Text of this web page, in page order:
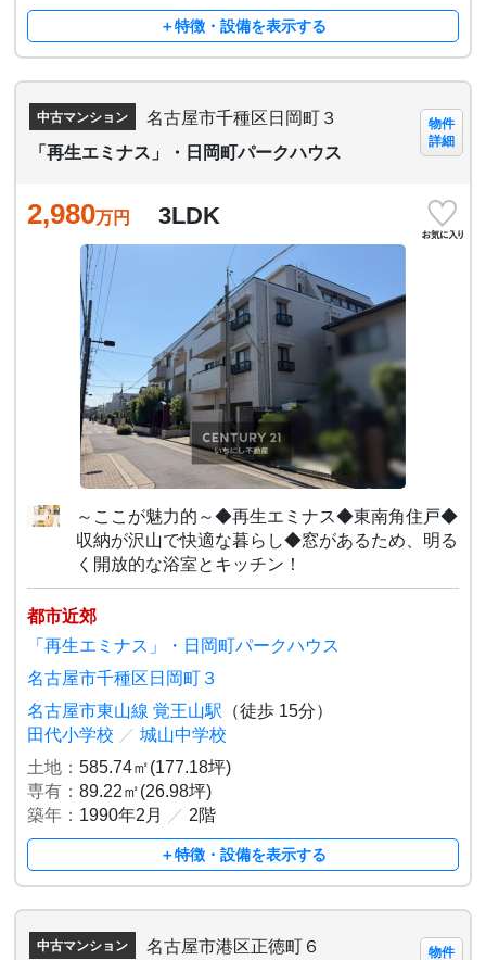
＋特徴・設備を表示する
中古マンション
名古屋市千種区日岡町３
「再生エミナス」・日岡町パークハウス
物件
詳細
2,980万円 3LDK
～ここが魅力的～◆再生エミナス◆東南角住戸◆
収納が沢山で快適な暮らし◆窓があるため、明る
く開放的な浴室とキッチン！
都市近郊
「再生エミナス」・日岡町パークハウス
名古屋市千種区日岡町３
名古屋市東山線 覚王山駅 （徒歩 15分）
田代小学校 ／ 城山中学校
土地：585.74㎡(177.18坪)
専有：89.22㎡(26.98坪)
築年： 1990年2月 ／ 2階
＋特徴・設備を表示する
中古マンション 名古屋市港区正徳町６ 物件